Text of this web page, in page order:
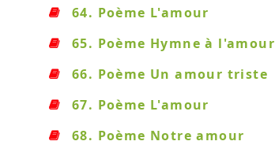
64. Poème L'amour
65. Poème Hymne à l'amour
66. Poème Un amour triste
67. Poème L'amour
68. Poème Notre amour